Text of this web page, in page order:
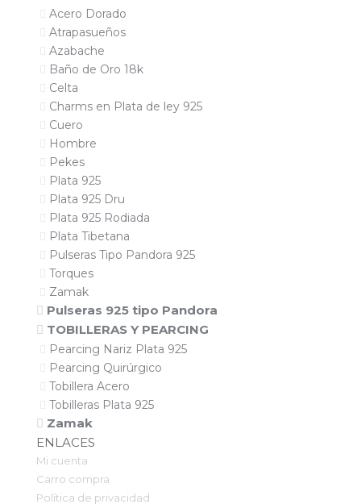
Acero Dorado
Atrapasueños
Azabache
Baño de Oro 18k
Celta
Charms en Plata de ley 925
Cuero
Hombre
Pekes
Plata 925
Plata 925 Dru
Plata 925 Rodiada
Plata Tibetana
Pulseras Tipo Pandora 925
Torques
Zamak
Pulseras 925 tipo Pandora
TOBILLERAS Y PEARCING
Pearcing Nariz Plata 925
Pearcing Quirúrgico
Tobillera Acero
Tobilleras Plata 925
Zamak
ENLACES
Mi cuenta
Carro compra
Política de privacidad